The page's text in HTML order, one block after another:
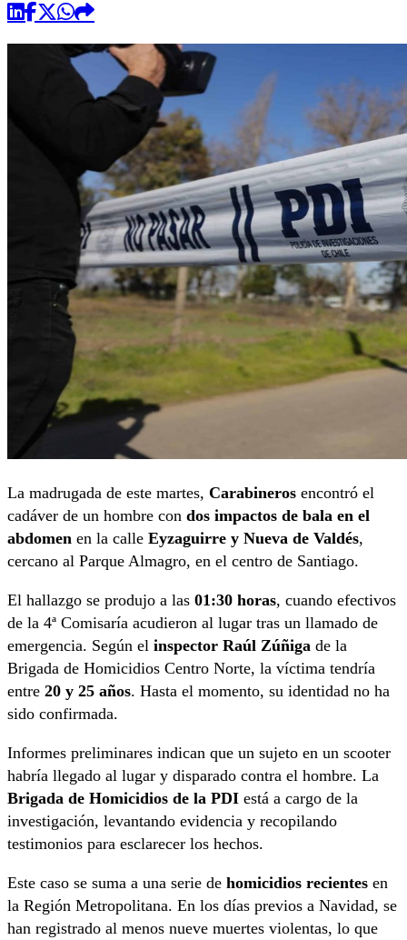
La madrugada de este martes, Carabineros encontró el
cadáver de un hombre con dos impactos de bala en el
abdomen en la calle Eyzaguirre y Nueva de Valdés,
cercano al Parque Almagro, en el centro de Santiago.
El hallazgo se produjo a las 01:30 horas, cuando efectivos
de la 4ª Comisaría acudieron al lugar tras un llamado de
emergencia. Según el inspector Raúl Zúñiga de la
Brigada de Homicidios Centro Norte, la víctima tendría
entre 20 y 25 años. Hasta el momento, su identidad no ha
sido confirmada.
Informes preliminares indican que un sujeto en un scooter
habría llegado al lugar y disparado contra el hombre. La
Brigada de Homicidios de la PDI está a cargo de la
investigación, levantando evidencia y recopilando
testimonios para esclarecer los hechos.
Este caso se suma a una serie de homicidios recientes en
la Región Metropolitana. En los días previos a Navidad, se
han registrado al menos nueve muertes violentas, lo que